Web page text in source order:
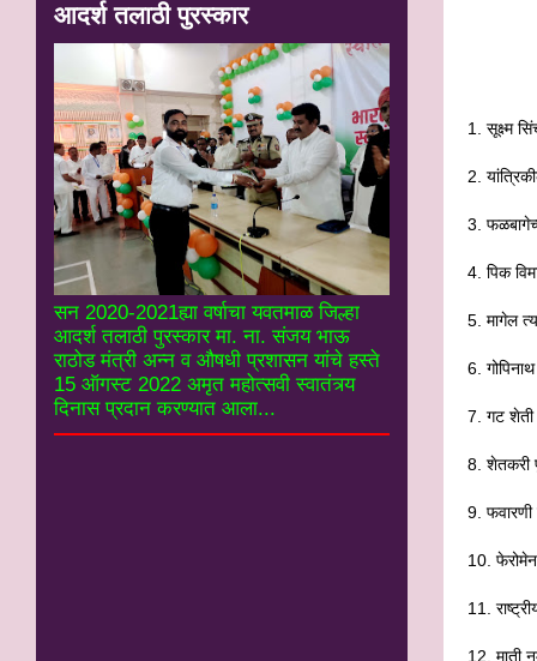
1. सूक्ष्म
2.
3.
4. पिक
5. मागेल
6.
7. गट शेती
8. शेतकरी
9. फवारणी
10.
11.
12. माती
आदर्श तलाठी पुरस्कार
सन 2020-2021ह्या वर्षाचा यवतमाळ जिल्हा
आदर्श तलाठी पुरस्कार मा. ना. संजय भाऊ
राठोड मंत्री अन्न व औषधी प्रशासन यांचे हस्ते
15 ऑगस्ट 2022 अमृत महोत्सवी स्वातंत्र्य
दिनास प्रदान करण्यात आला...